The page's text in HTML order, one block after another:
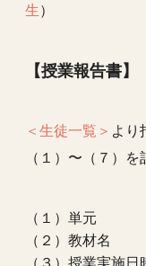
生）
【授業報告書】
＜生徒一覧＞ より
（１）〜（７）を
（１）単元
（２）教材名
（３）授業実施日